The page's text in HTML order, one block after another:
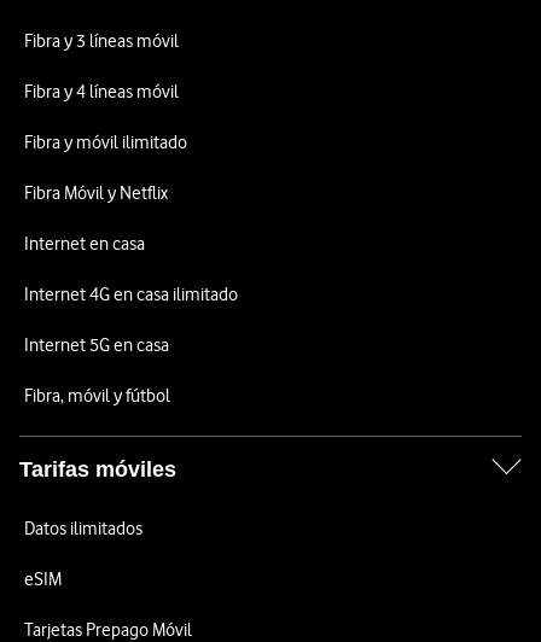
Fibra y 3 líneas móvil
Fibra y 4 líneas móvil
Fibra y móvil ilimitado
Fibra Móvil y Netflix
Internet en casa
Internet 4G en casa ilimitado
Internet 5G en casa
Fibra, móvil y fútbol
Tarifas móviles
Datos ilimitados
eSIM
Tarjetas Prepago Móvil